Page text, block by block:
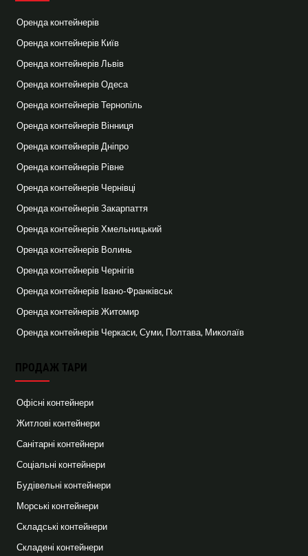
Оренда контейнерів
Оренда контейнерів Київ
Оренда контейнерів Львів
Оренда контейнерів Одеса
Оренда контейнерів Тернопіль
Оренда контейнерів Вінниця
Оренда контейнерів Дніпро
Оренда контейнерів Рівне
Оренда контейнерів Чернівці
Оренда контейнерів Закарпаття
Оренда контейнерів Хмельницький
Оренда контейнерів Волинь
Оренда контейнерів Чернігів
Оренда контейнерів Івано-Франківськ
Оренда контейнерів Житомир
Оренда контейнерів Черкаси, Суми, Полтава, Миколаїв
ПРОДАЖ ТАРИ
Офісні контейнери
Житлові контейнери
Санітарні контейнери
Соціальні контейнери
Будівельні контейнери
Морські контейнери
Складські контейнери
Складені контейнери